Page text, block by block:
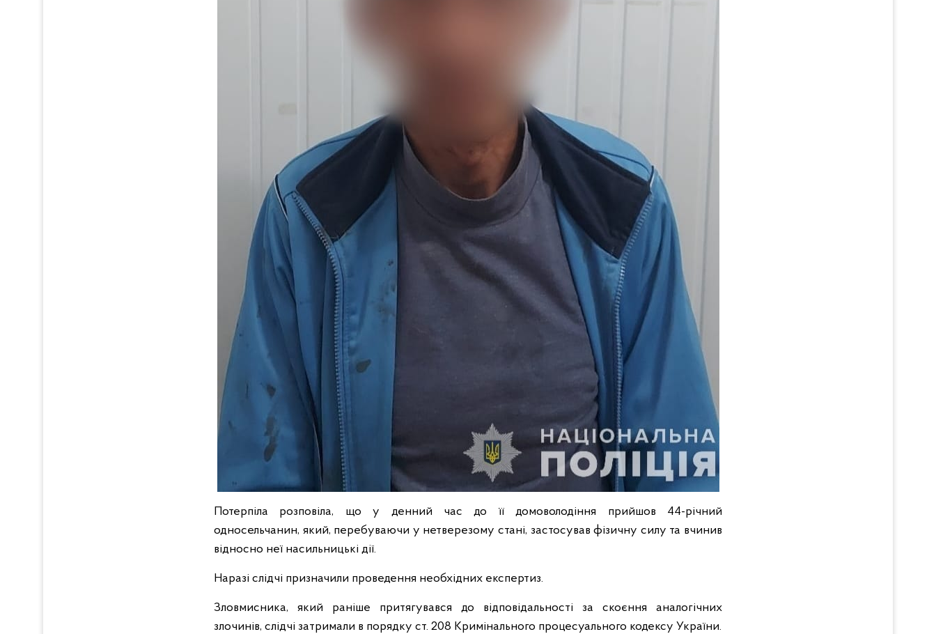
Потерпіла розповіла, що у денний час до її домоволодіння прийшов 44-річний
односельчанин, який, перебуваючи у нетверезому стані, застосував фізичну силу та вчинив
відносно неї насильницькі дії.
Наразі слідчі призначили проведення необхідних експертиз.
Зловмисника, який раніше притягувався до відповідальності за скоєння аналогічних
злочинів, слідчі затримали в порядку ст. 208 Кримінального процесуального кодексу України.